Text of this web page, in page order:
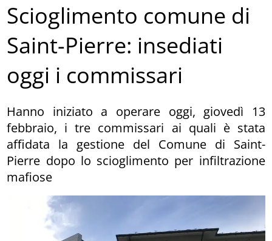
Scioglimento comune di
Saint-Pierre: insediati
oggi i commissari
Hanno iniziato a operare oggi, giovedì 13
febbraio, i tre commissari ai quali è stata
affidata la gestione del Comune di Saint-
Pierre dopo lo scioglimento per infiltrazione
mafiose